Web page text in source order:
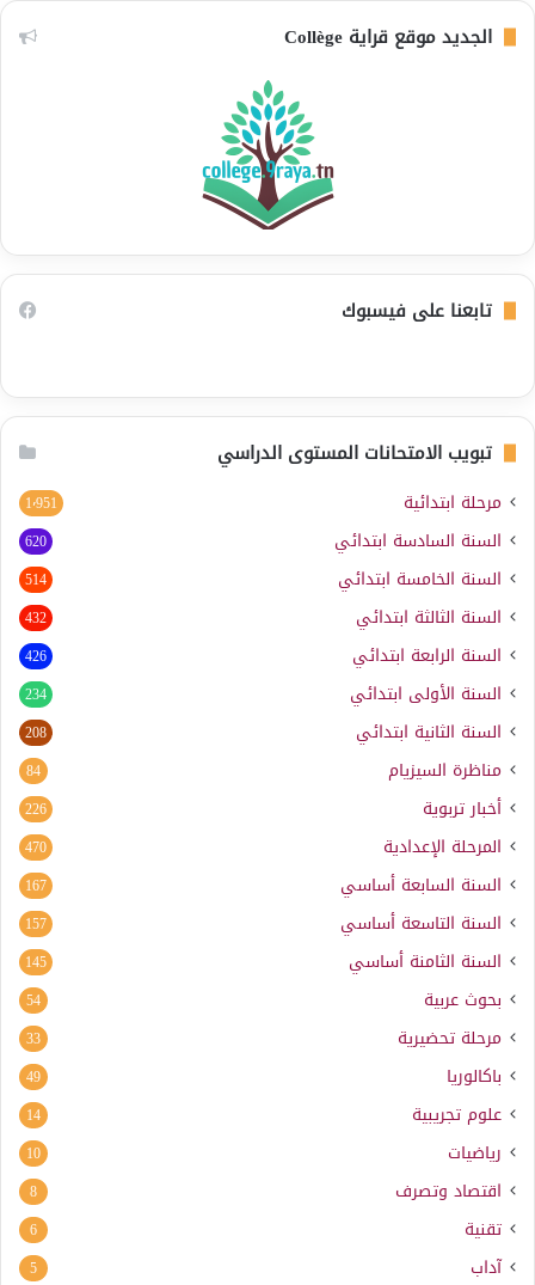
الجديد موقع قراية Collège
تابعنا على فيسبوك
تبويب الامتحانات المستوى الدراسي
مرحلة ابتدائية 1٬951
السنة السادسة ابتدائي 620
السنة الخامسة ابتدائي 514
السنة الثالثة ابتدائي 432
السنة الرابعة ابتدائي 426
السنة الأولى ابتدائي 234
السنة الثانية ابتدائي 208
مناظرة السيزيام 84
أخبار تربوية 226
المرحلة الإعدادية 470
السنة السابعة أساسي 167
السنة التاسعة أساسي 157
السنة الثامنة أساسي 145
بحوث عربية 54
مرحلة تحضيرية 33
باكالوريا 49
علوم تجريبية 14
رياضيات 10
اقتصاد وتصرف 8
تقنية 6
آداب 5